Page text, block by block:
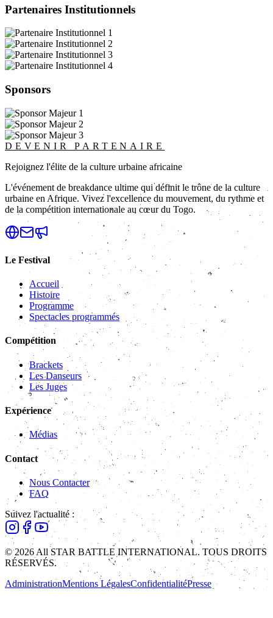
Partenaires Institutionnels
Sponsors
DEVENIR PARTENAIRE
Rejoignez l'élite de la culture urbaine africaine
L'événement de breakdance ultime qui définit le trône de la culture
urbaine en Afrique. Vivez l'excellence du mouvement, du rythme et
de la compétition internationale au cœur du Togo.
Le Festival
Accueil
Histoire
Programme
Spectacles programmés
Compétition
Brackets
Les Danseurs
Les Juges
Expérience
Médias
Contact
Nous Contacter
FAQ
Suivez l'actualité :
© 2026 All STAR BATTLE INTERNATIONAL. TOUS DROITS
RÉSERVÉS.
AdministrationMentions LégalesConfidentialitéPresse